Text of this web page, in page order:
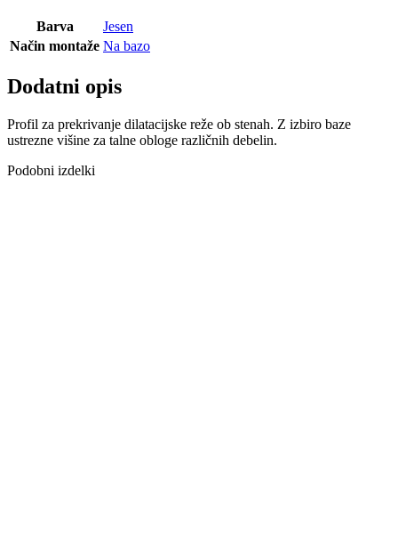
Barva
Jesen
Način montaže Na bazo
Dodatni opis
Profil za prekrivanje dilatacijske reže ob stenah. Z izbiro baze
ustrezne višine za talne obloge različnih debelin.
Podobni izdelki